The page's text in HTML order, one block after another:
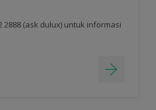
2888 (ask dulux) untuk informasi